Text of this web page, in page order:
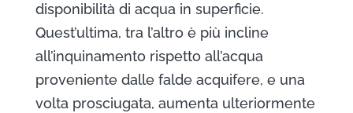
disponibilità di acqua in superficie.
Quest’ultima, tra l’altro è più incline
all’inquinamento rispetto all’acqua
proveniente dalle falde acquifere, e una
volta prosciugata, aumenta ulteriormente